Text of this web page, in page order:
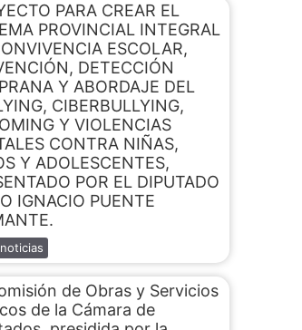
PARA CREAR EL
PROVINCIAL INTEGRAL
ESCOLAR,
DETECCIÓN
Y ABORDAJE DEL
CIBERBULLYING,
Y VIOLENCIAS
CONTRA NIÑAS,
Y ADOLESCENTES,
POR EL DIPUTADO
IGNACIO PUENTE
de Obras y Servicios
de la Cámara de